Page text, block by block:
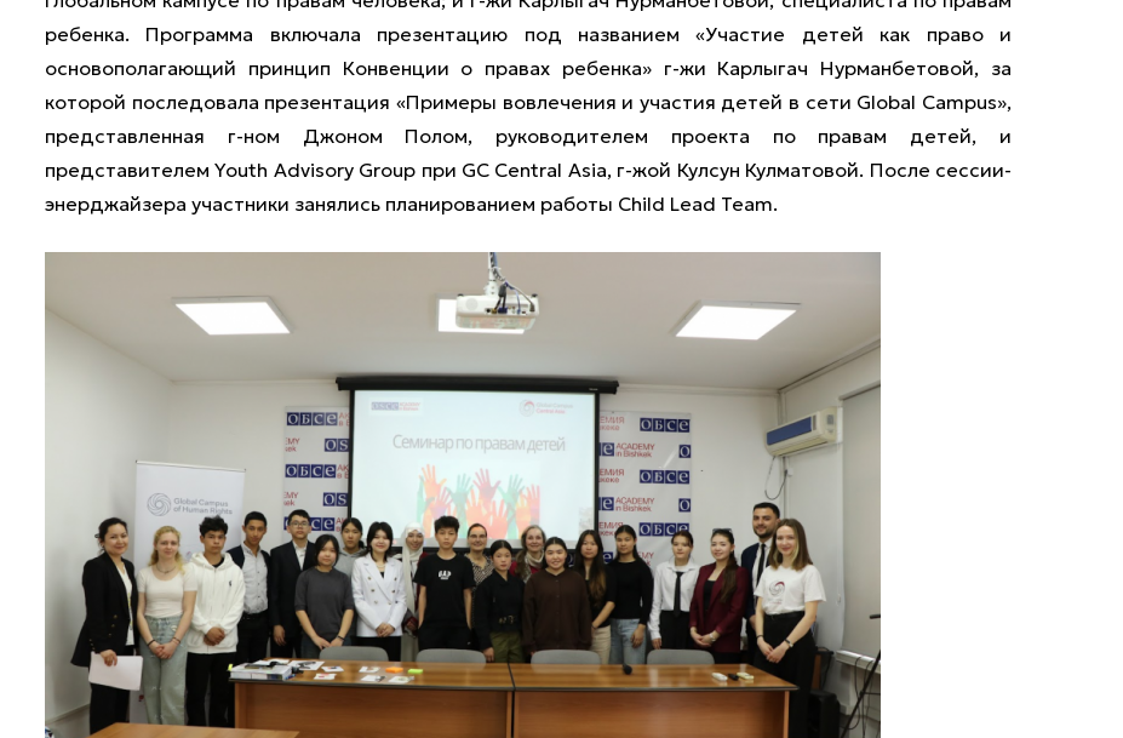
ребенка. Программа включала презентацию под названием «Участие детей как право и
основополагающий принцип Конвенции о правах ребенка» г-жи Карлыгач Нурманбетовой, за
которой последовала презентация «Примеры вовлечения и участия детей в сети Global Campus»,
представленная г-ном Джоном Полом, руководителем проекта по правам детей, и
представителем Youth Advisory Group при GC Central Asia, г-жой Кулсун Кулматовой. После сессии-
энерджайзера участники занялись планированием работы Child Lead Team.